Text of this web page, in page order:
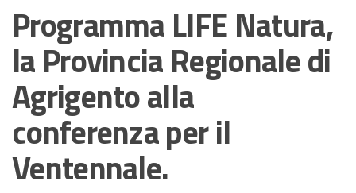
Programma LIFE Natura,
la Provincia Regionale di
Agrigento alla
conferenza per il
Ventennale.